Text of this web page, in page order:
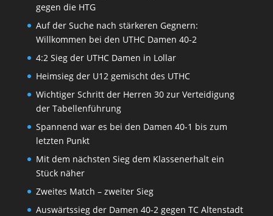
gegen die HTG
Auf der Suche nach stärkeren Gegnern:
Willkommen bei den UTHC Damen 40-2
4:2 Sieg der UTHC Damen in Lollar
Heimsieg der U12 gemischt des UTHC
Wichtiger Schritt der Herren 30 zur Verteidigung
der Tabellenführung
Spannend war es bei den Damen 40-1 bis zum
letzten Punkt
Mit dem nächsten Sieg dem Klassenerhalt ein
Stück näher
Zweites Match – zweiter Sieg
Auswärtssieg der Damen 40-2 gegen TC Altenstadt